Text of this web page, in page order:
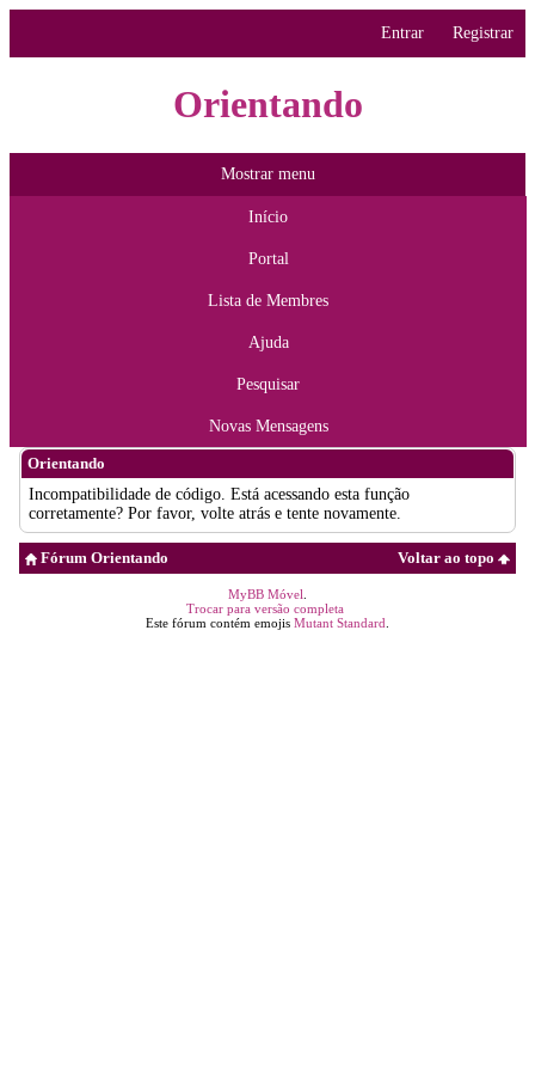
Entrar Registrar
Orientando
Mostrar menu
Início
Portal
Lista de Membres
Ajuda
Pesquisar
Novas Mensagens
Orientando
Incompatibilidade de código. Está acessando esta função
corretamente? Por favor, volte atrás e tente novamente.
Voltar ao topo
Fórum Orientando
MyBB Móvel
Trocar para versão completa
Este fórum contém emojis Mutant Standard